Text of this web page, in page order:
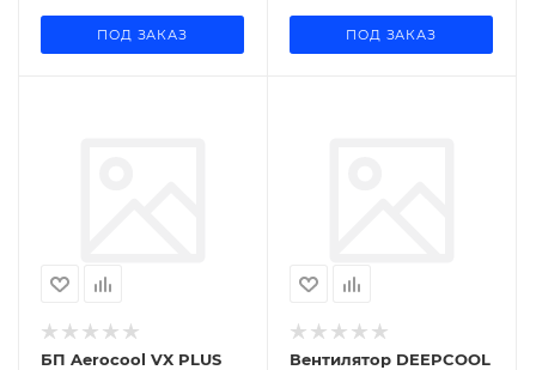
ПОД ЗАКАЗ ПОД ЗАКАЗ
БП Aerocool VX PLUS
Вентилятор DEEPCOOL